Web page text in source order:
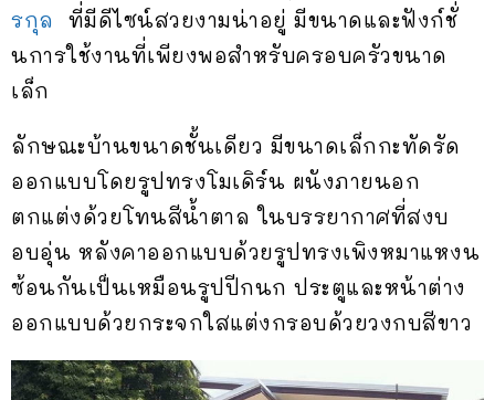
รกุล
ที่มีดีไซน์สวยงามน่าอยู่ มีขนาดและฟังก์ชั่
นการใช้งานที่เพียงพอสำหรับครอบครัวขนาด
เล็ก
ลักษณะบ้านขนาดชั้นเดียว มีขนาดเล็กกะทัดรัด
ออกแบบโดยรูปทรงโมเดิร์น ผนังภายนอก
ตกแต่งด้วยโทนสีน้ำตาล ในบรรยากาศที่สงบ
อบอุ่น หลังคาออกแบบด้วยรูปทรงเพิงหมาแหงน
ซ้อนกันเป็นเหมือนรูปปีกนก ประตูและหน้าต่าง
ออกแบบด้วยกระจกใสแต่งกรอบด้วยวงกบสีขาว